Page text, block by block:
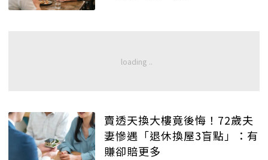
賣透天換大樓竟後悔！72歲夫
妻慘遇「退休換屋3盲點」：有
賺卻賠更多